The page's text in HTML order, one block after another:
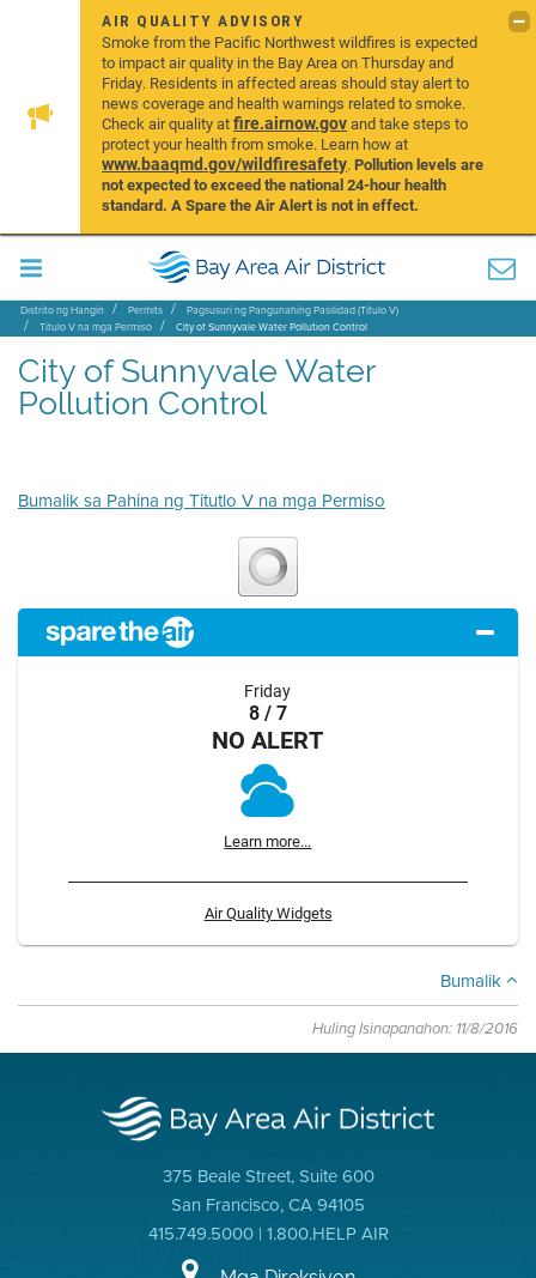
AIR QUALITY ADVISORY
Smoke from the Pacific Northwest wildfires is expected
to impact air quality in the Bay Area on Thursday and
Friday. Residents in affected areas should stay alert to
news coverage and health warnings related to smoke.
Check air quality atfire.airnow.govand take steps to
protect your health from smoke. Learn how at
www.baaqmd.gov/wildfiresafety.Pollution levels are
not expected to exceed the national 24-hour health
standard. A Spare the Air Alert is not in effect.
Distrito ng Hangin Permits
Pagsusuri ng Pangunahing Pasilidad (Titulo V)
Titulo V na mga Permiso
City of Sunnyvale Water Pollution Control
City of Sunnyvale Water
Pollution Control
Bumalik sa Pahina ng Titutlo V na mga Permiso
Friday
8 / 7
NO ALERT
Learn more...
Air Quality Widgets
Bumalik
Huling Isinapanahon: 11/8/2016
375 Beale Street, Suite 600
San Francisco, CA 94105
415.749.5000 | 1.800.HELP AIR